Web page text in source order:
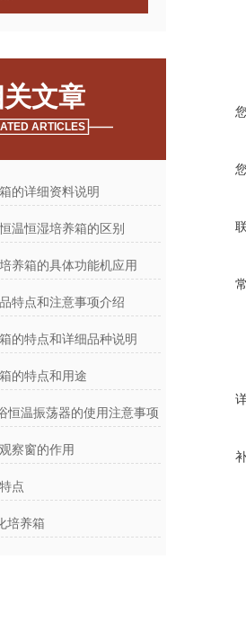
文章
ARTICLES
的详细资料说明
温恒湿培养箱的区别
养箱的具体功能机应用
特点和注意事项介绍
的特点和详细品种说明
的特点和用途
恒温振荡器的使用注意事项
察窗的作用
点
培养箱